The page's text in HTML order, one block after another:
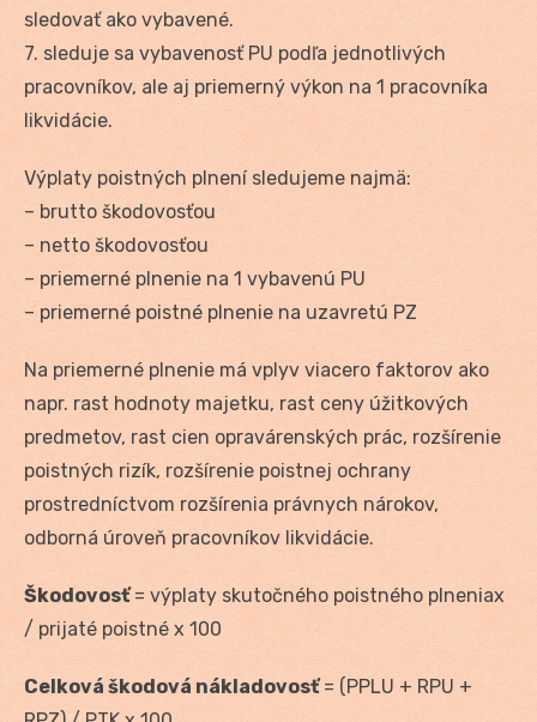
sledovať ako vybavené.
7. sleduje sa vybavenosť PU podľa jednotlivých
pracovníkov, ale aj priemerný výkon na 1 pracovníka
likvidácie.
Výplaty poistných plnení sledujeme najmä:
– brutto škodovosťou
– netto škodovosťou
– priemerné plnenie na 1 vybavenú PU
– priemerné poistné plnenie na uzavretú PZ
Na priemerné plnenie má vplyv viacero faktorov ako
napr. rast hodnoty majetku, rast ceny úžitkových
predmetov, rast cien opravárenských prác, rozšírenie
poistných rizík, rozšírenie poistnej ochrany
prostredníctvom rozšírenia právnych nárokov,
odborná úroveň pracovníkov likvidácie.
Škodovosť= výplaty skutočného poistného plneniax
/ prijaté poistné x 100
Celková škodová nákladovosť= (PPLU + RPU +